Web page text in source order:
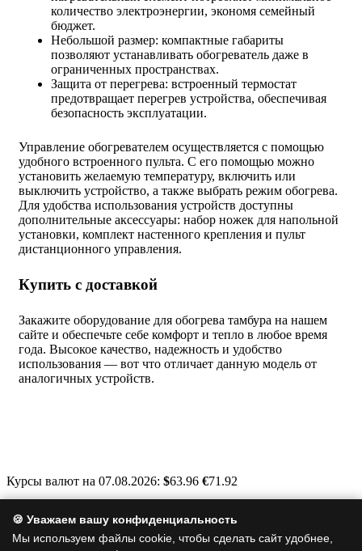
количество электроэнергии, экономя семейный
бюджет.
Небольшой размер: компактные габариты
позволяют устанавливать обогреватель даже в
ограниченных пространствах.
Защита от перегрева: встроенный термостат
предотвращает перегрев устройства, обеспечивая
безопасность эксплуатации.
Управление обогревателем осуществляется с помощью
удобного встроенного пульта. С его помощью можно
установить желаемую температуру, включить или
выключить устройство, а также выбрать режим обогрева.
Для удобства использования устройств доступны
дополнительные аксессуары: набор ножек для напольной
установки, комплект настенного крепления и пульт
дистанционного управления.
Купить с доставкой
Закажите оборудование для обогрева тамбура на нашем
сайте и обеспечьте себе комфорт и тепло в любое время
года. Высокое качество, надежность и удобство
использования — вот что отличает данную модель от
аналогичных устройств.
Курсы валют на 07.08.2026: $63.96 €71.92
🍪 Уважаем вашу конфиденциальность
Мы используем файлы cookie, чтобы сделать сайт удобнее,